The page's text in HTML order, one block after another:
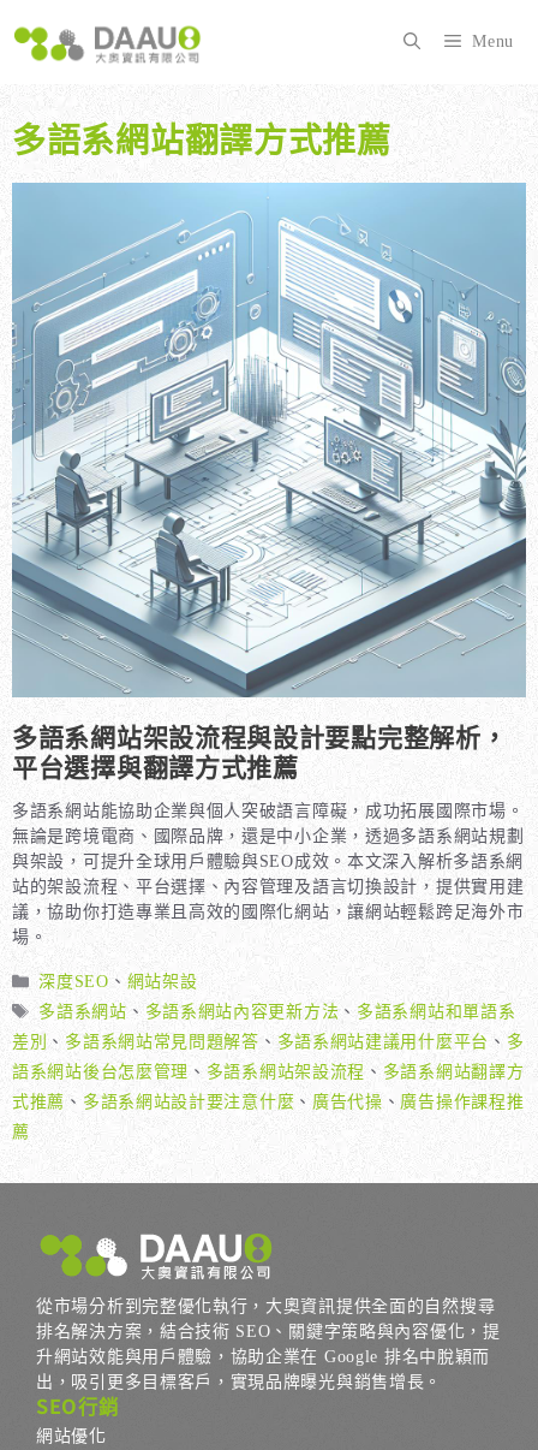
至
內
容
Menu
多語系網站翻譯方式推薦
多語系網站架設流程與設計要點完整解析，
平台選擇與翻譯方式推薦
多語系網站能協助企業與個人突破語言障礙，成功拓展國際市場。
無論是跨境電商、國際品牌，還是中小企業，透過多語系網站規劃
與架設，可提升全球用戶體驗與SEO成效。本文深入解析多語系網
站的架設流程、平台選擇、內容管理及語言切換設計，提供實用建
議，協助你打造專業且高效的國際化網站，讓網站輕鬆跨足海外市
場。
分
類
深度SEO 、 網站架設
標
籤
多語系網站 、 多語系網站內容更新方法 、 多語系網站和單語系
差別 、 多語系網站常見問題解答 、 多語系網站建議用什麼平台 、 多
語系網站後台怎麼管理 、 多語系網站架設流程 、 多語系網站翻譯方
式推薦 、 多語系網站設計要注意什麼 、 廣告代操 、 廣告操作課程推
薦
從市場分析到完整優化執行，大奧資訊提供全面的自然搜尋
排名解決方案，結合技術 SEO、關鍵字策略與內容優化，提
升網站效能與用戶體驗，協助企業在 Google 排名中脫穎而
出，吸引更多目標客戶，實現品牌曝光與銷售增長。
SEO行銷
網站優化